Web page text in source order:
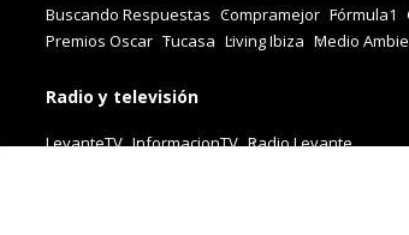
Buscando Respuestas Compramejor Fórmula1
Premios Oscar Tucasa Living Ibiza Medio
Radio y televisión
LevanteTV InformacionTV Radio Levante